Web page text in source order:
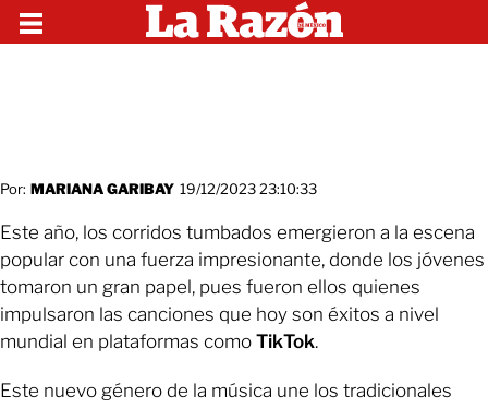
Por: MARIANA GARIBAY 19/12/2023 23:10:33
Este año, los corridos tumbados emergieron a la escena
popular con una fuerza impresionante, donde los jóvenes
tomaron un gran papel, pues fueron ellos quienes
impulsaron las canciones que hoy son éxitos a nivel
mundial en plataformas como TikTok.
Este nuevo género de la música une los tradicionales